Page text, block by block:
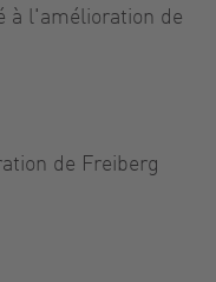
à l'amélioration de
de Freiberg